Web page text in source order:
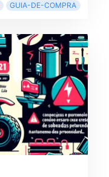
GUIA-DE-COMPRA